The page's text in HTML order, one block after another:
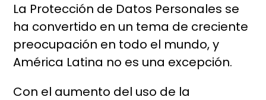
La Protección de Datos Personales se
ha convertido en un tema de creciente
preocupación en todo el mundo, y
América Latina no es una excepción.
Con el aumento del uso de la